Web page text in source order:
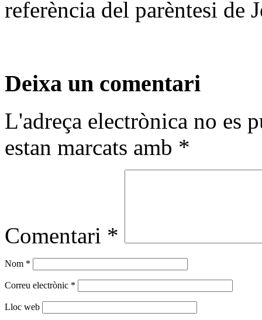
referència del parèntesi de
Deixa un comentari
L'adreça electrònica no es
estan marcats amb *
Comentari *
Nom *
Correu electrònic *
Lloc web